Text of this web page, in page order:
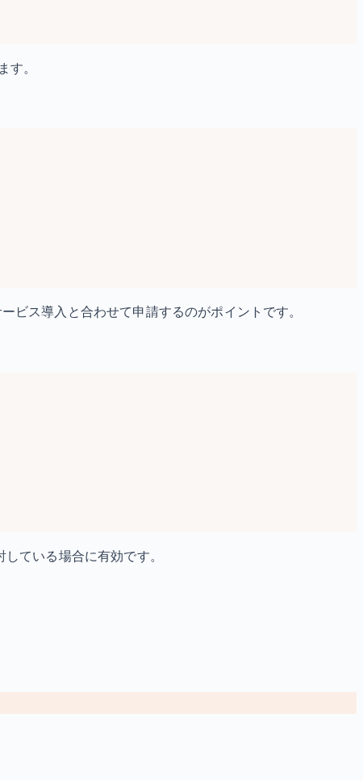
す。
ビス導入と合わせて申請するのがポイントです。
ている場合に有効です。